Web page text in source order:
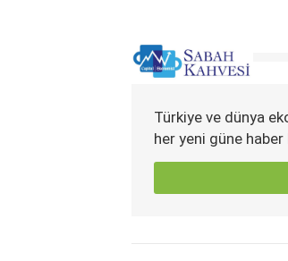
Türkiye ve dünya
her yeni güne